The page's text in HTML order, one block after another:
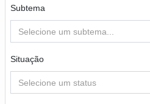
Subtema
Selecione um subtema...
Situação
Selecione um status